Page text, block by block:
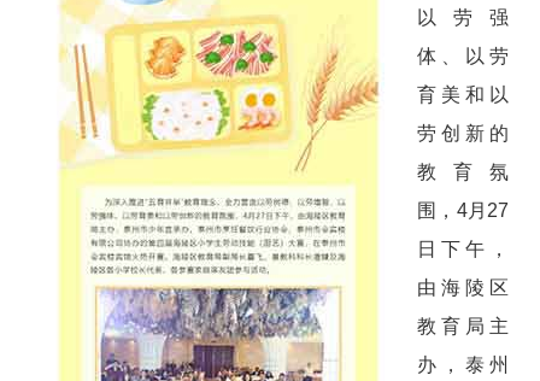
以劳强
体、以劳
育美和以
劳创新的
教育氛
围，4月27
日下午，
由海陵区
教育局主
办，泰州